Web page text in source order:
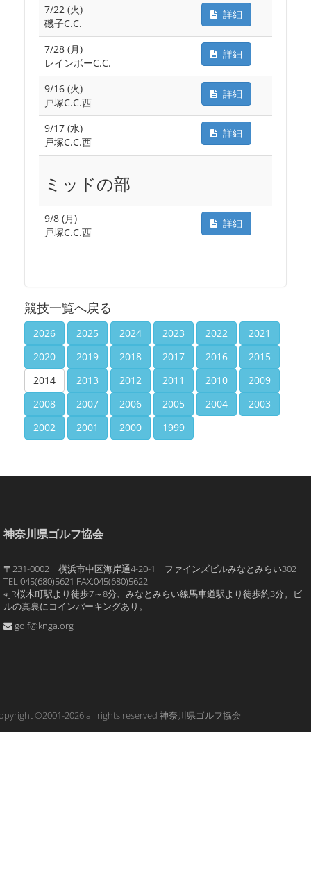
7/22 (火)
磯子C.C.
詳細
7/28 (月)
レインボーC.C.
詳細
9/16 (火)
戸塚C.C.西
詳細
9/17 (水)
戸塚C.C.西
詳細
ミッドの部
9/8 (月)
戸塚C.C.西
詳細
競技一覧へ戻る
2026 2025 2024 2023 2022
2021
2020
2019 2018 2017 2016
2015
2014
2013 2012 2011 2010
2009
2008
2007 2006 2005 2004
2003
2002
2001 2000 1999
神奈川県ゴルフ協会
〒231-0002 横浜市中区海岸通4-20-1 ファインズビルみなとみらい302
TEL:045(680)5621 FAX:045(680)5622
※JR桜木町駅より徒歩7～8分、みなとみらい線馬車道駅より徒歩約3分。ビ
ルの真裏にコインパーキングあり。
golf@knga.org
©2001-2026 all rights reserved 神奈川県ゴルフ協会